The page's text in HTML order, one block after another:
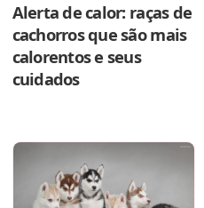
Alerta de calor: raças de
cachorros que são mais
calorentos e seus
cuidados